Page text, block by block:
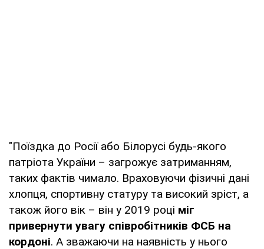
"Поїздка до Росії або Білорусі будь-якого
патріота України – загрожує затриманням,
таких фактів чимало. Враховуючи фізичні дані
хлопця, спортивну статуру та високий зріст, а
також його вік – він у 2019 році міг
привернути увагу співробітників ФСБ на
кордоні. А зважаючи на наявність у нього